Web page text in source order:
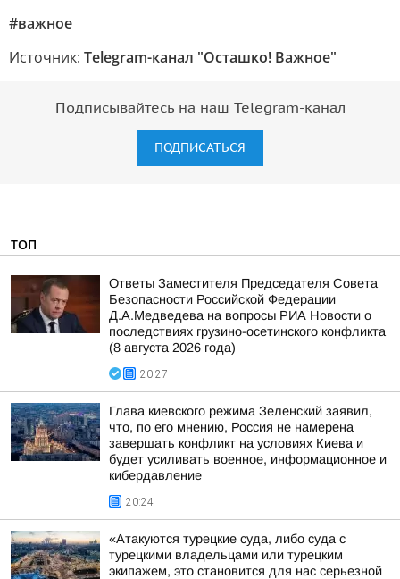
#важное
Источник: Telegram-канал "Осташко! Важное"
Подписывайтесь на наш Telegram-канал
ПОДПИСАТЬСЯ
ТОП
Ответы Заместителя Председателя Совета
Безопасности Российской Федерации
Д.А.Медведева на вопросы РИА Новости о
последствиях грузино-осетинского конфликта
(8 августа 2026 года)
20:27
Глава киевского режима Зеленский заявил,
что, по его мнению, Россия не намерена
завершать конфликт на условиях Киева и
будет усиливать военное, информационное и
кибердавление
20:24
«Атакуются турецкие суда, либо суда с
турецкими владельцами или турецким
экипажем, это становится для нас серьезной